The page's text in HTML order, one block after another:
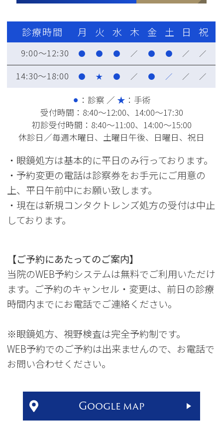
診療時間 月 火 水 木 金 土 日 祝
9:00～12:30 ● ● ● ／ ● ● ／ ／
14:30～18:00 ● ★ ● ／ ● ／ ／ ／
⚫︎ ：診察 ／ ★ ：手術
受付時間：8:40～12:00、14:00～17:30
初診受付時間：8:40～11:00、14:00～15:00
休診日／毎週木曜日、土曜日午後、日曜日、祝日
・眼鏡処方は基本的に平日のみ行っております。
・予約変更の電話は診察券をお手元にご用意の
上、平日午前中にお願い致します。
・現在は新規コンタクトレンズ処方の受付は中止
しております。
【ご予約にあたってのご案内】
当院のWEB予約システムは無料でご利用いただけ
ます。ご予約のキャンセル・変更は、前日の診療
時間内までにお電話でご連絡ください。
※眼鏡処方、視野検査は完全予約制です。
WEB予約でのご予約は出来ませんので、お電話で
お問い合わせください。
Google map